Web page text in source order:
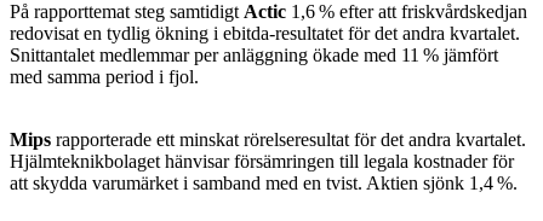
På rapporttemat steg samtidigtActic 1,6 % efter att friskvårdskedjan
redovisat en tydlig ökning i ebitda-resultatet för det andra kvartalet.
Snittantalet medlemmar per anläggning ökade med 11 % jämfört
med samma period i fjol.
Mips rapporterade ett minskat rörelseresultat för det andra kvartalet.
Hjälmteknikbolaget hänvisar försämringen till legala kostnader för
att skydda varumärket i samband med en tvist. Aktien sjönk 1,4 %.